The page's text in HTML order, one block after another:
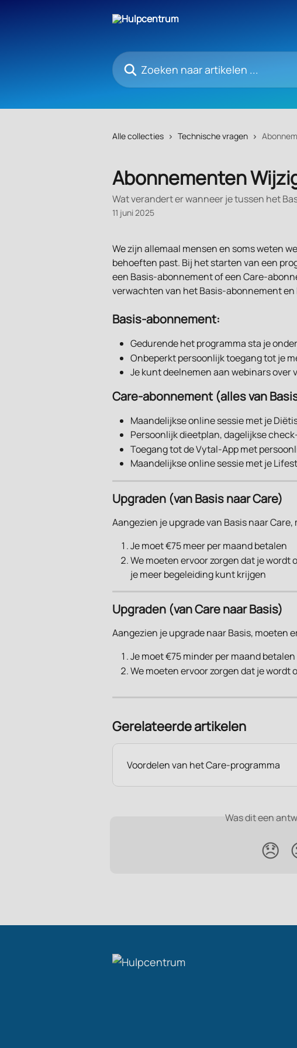
Zoeken naar artikelen ...
Alle collecties Technische vragen
Abonnementen
Wat verandert er wanneer je tussen het
11 juni 2025
We zijn allemaal mensen en soms weten
behoeften past. Bij het starten van een
een Basis-abonnement of een Care-
verwachten van het Basis-abonnement
Basis-abonnement:
Gedurende het programma sta je
Onbeperkt persoonlijk toegang tot je
Je kunt deelnemen aan webinars over
Care-abonnement (alles van
Maandelijkse online sessie met je
Persoonlijk dieetplan, dagelijkse
Toegang tot de Vytal-App met
Maandelijkse online sessie met je
Upgraden (van Basis naar Care)
Aangezien je upgrade van Basis naar
Je moet €75 meer per maand betalen
We moeten ervoor zorgen dat je
je meer begeleiding kunt krijgen
Upgraden (van Care naar Basis)
Aangezien je upgrade naar Basis, moeten
Je moet €75 minder per maand betalen
We moeten ervoor zorgen dat je
Gerelateerde artikelen
Voordelen van het Care-programma
Was dit een
😞